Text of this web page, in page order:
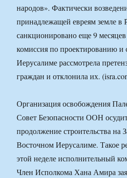
народов». Фактически
принадлежащей евреям земле в
санкционировано еще 9 месяцев
комиссия по проектированию и
Иерусалиме рассмотрела
граждан и отклонила их.
Организация освобождения
Совет Безопасности ООН
продолжение строительства на
Восточном Иерусалиме. Такое
этой неделе исполнительный
Член Исполкома Хана Амира